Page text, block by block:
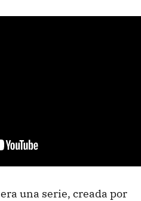
era una serie, creada por